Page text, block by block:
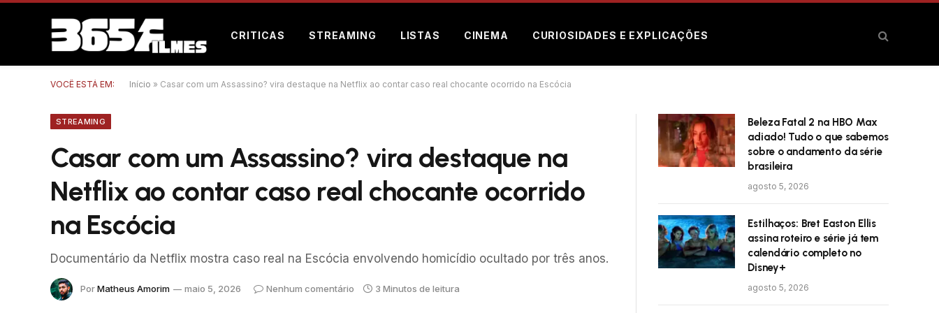
CRITICAS STREAMING LISTAS CINEMA CURIOSIDADES E EXPLICAÇÕES
VOCÊ ESTÁ EM: Início » Casar com um Assassino? vira destaque na Netflix ao contar caso real chocante ocorrido na Escócia
STREAMING
Casar com um Assassino? vira destaque na
Netflix ao contar caso real chocante ocorrido
na Escócia
Documentário da Netflix mostra caso real na Escócia envolvendo homicídio ocultado por três anos.
PorMatheus Amorim maio 5, 2026 Nenhum comentário 3 Minutos de leitura
Beleza Fatal 2 na HBO Max
adiado! Tudo o que sabemos
sobre o andamento da série
brasileira
agosto 5, 2026
Estilhaços: Bret Easton Ellis
assina roteiro e série já tem
calendário completo no
Disney+
agosto 5, 2026